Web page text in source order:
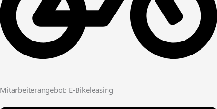
Mitarbeiterangebot: E-Bikeleasing